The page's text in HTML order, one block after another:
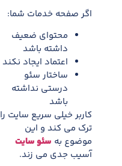
اگر صفحه خدمات شما:
محتوای ضعیف
داشته باشد
اعتماد ایجاد نکند
ساختار سئو
درستی نداشته
باشد
کاربر خیلی سریع سایت را
ترک می کند و این
موضوع به سئو سایت
آسیب جدی می زند.